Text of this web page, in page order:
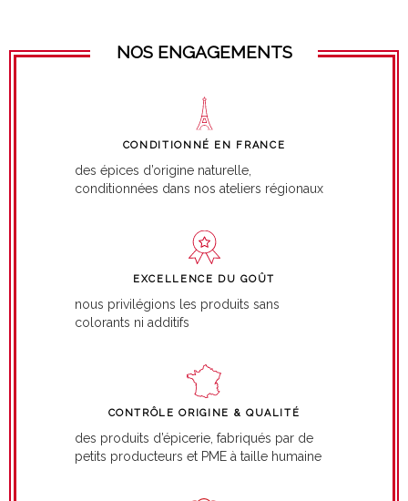
NOS ENGAGEMENTS
CONDITIONNÉ EN FRANCE
des épices d’origine naturelle,
conditionnées dans nos ateliers régionaux
EXCELLENCE DU GOÛT
nous privilégions les produits sans
colorants ni additifs
CONTRÔLE ORIGINE & QUALITÉ
des produits d’épicerie, fabriqués par de
petits producteurs et PME à taille humaine